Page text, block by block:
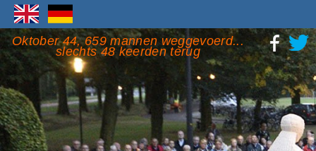
Oktober 44, 659 mannen weggevoerd...
slechts 48 keerden terug